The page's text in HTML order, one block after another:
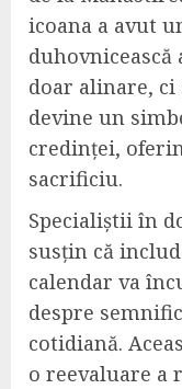
icoana a avut
doar alinare, ci
devine un
credinței,
sacrificiu.
Specialiștii în
susțin că
calendar va
despre
cotidiană.
o reevaluare a